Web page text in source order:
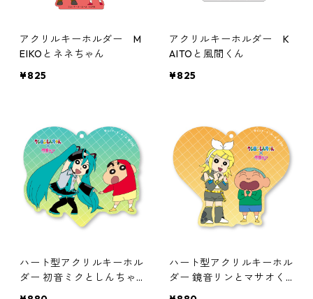
アクリルキーホルダー M
EIKOとネネちゃん
¥825
アクリルキーホルダー K
AITOと風間くん
¥825
ハート型アクリルキーホル
ダー 初音ミクとしんちゃ
ハート型アクリルキーホル
ダー 鏡音リンとマサオく